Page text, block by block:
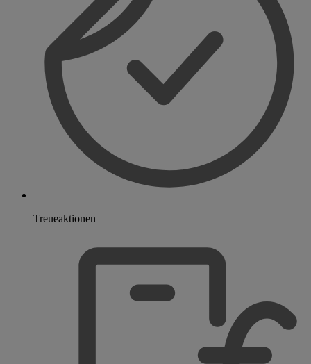
Treueaktionen